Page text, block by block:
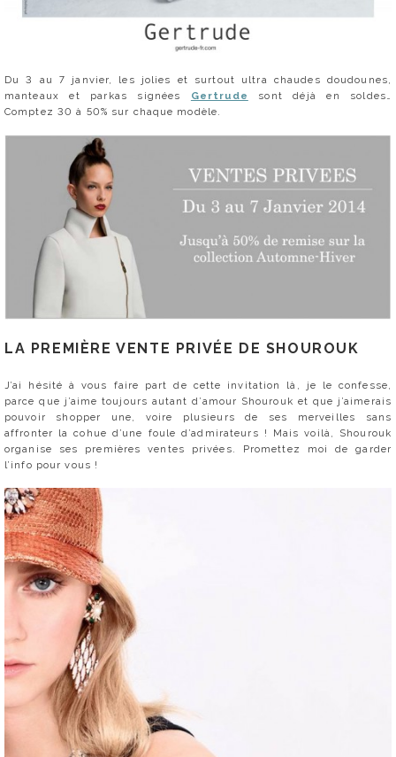
Du 3 au 7 janvier, les jolies et surtout ultra chaudes doudounes,
manteaux et parkas signées Gertrude
sont déjà en soldes…
Comptez 30 à 50% sur chaque modèle.
LA PREMIÈRE VENTE PRIVÉE DE SHOUROUK
J’ai hésité à vous faire part de cette invitation là, je le confesse,
parce que j’aime toujours autant d’amour Shourouk et que j’aimerais
pouvoir shopper une, voire plusieurs de ses merveilles sans
affronter la cohue d’une foule d’admirateurs ! Mais voilà, Shourouk
organise ses premières ventes privées. Promettez moi de garder
l’info pour vous !